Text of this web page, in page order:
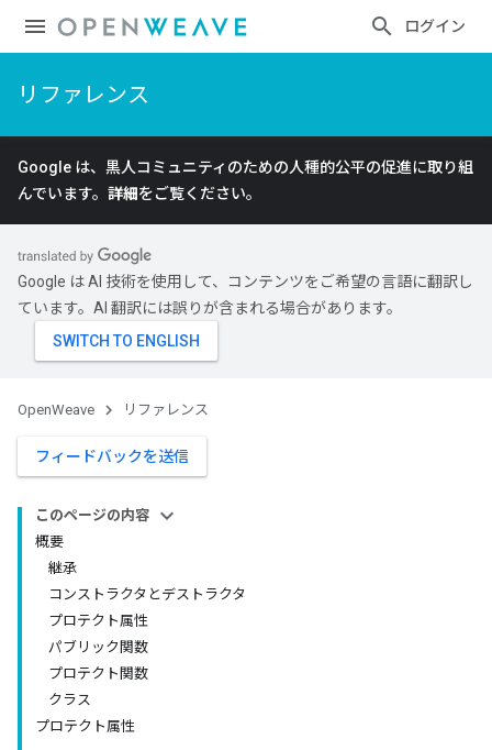
ログイン
リファレンス
Google は、黒人コミュニティのための人種的公平の促進に取り組
んでいます。 詳細をご覧ください。
Google は AI 技術を使用して、コンテンツをご希望の言語に翻訳し
ています。AI 翻訳には誤りが含まれる場合があります。
OpenWeave リファレンス
フィードバックを送信
このページの内容
概要
継承
コンストラクタとデストラクタ
プロテクト属性
パブリック関数
プロテクト関数
クラス
プロテクト属性